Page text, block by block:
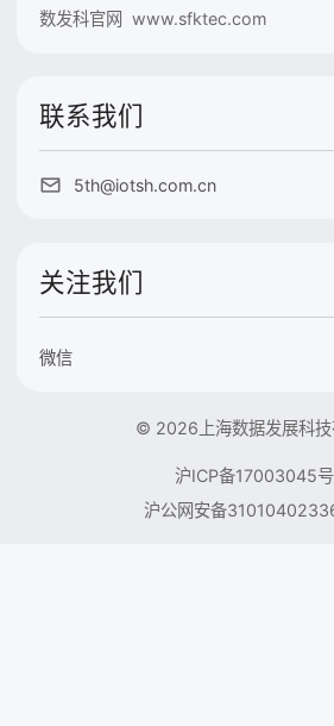
数发科官网 www.sfktec.com
联系我们
5th@iotsh.com.cn
关注我们
微信
© 2026上海数据发展科技
沪ICP备17003045
沪公网安备